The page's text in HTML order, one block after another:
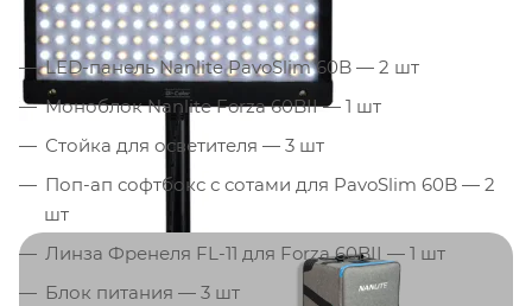
LED-панель Nanlite PavoSlim 60B — 2 шт
Моноблок Nanlite Forza 60BII — 1 шт
Стойка для осветителя — 3 шт
Поп-ап софтбокс с сотами для PavoSlim 60B — 2
шт
Линза Френеля FL-11 для Forza 60BII — 1 шт
Блок питания — 3 шт